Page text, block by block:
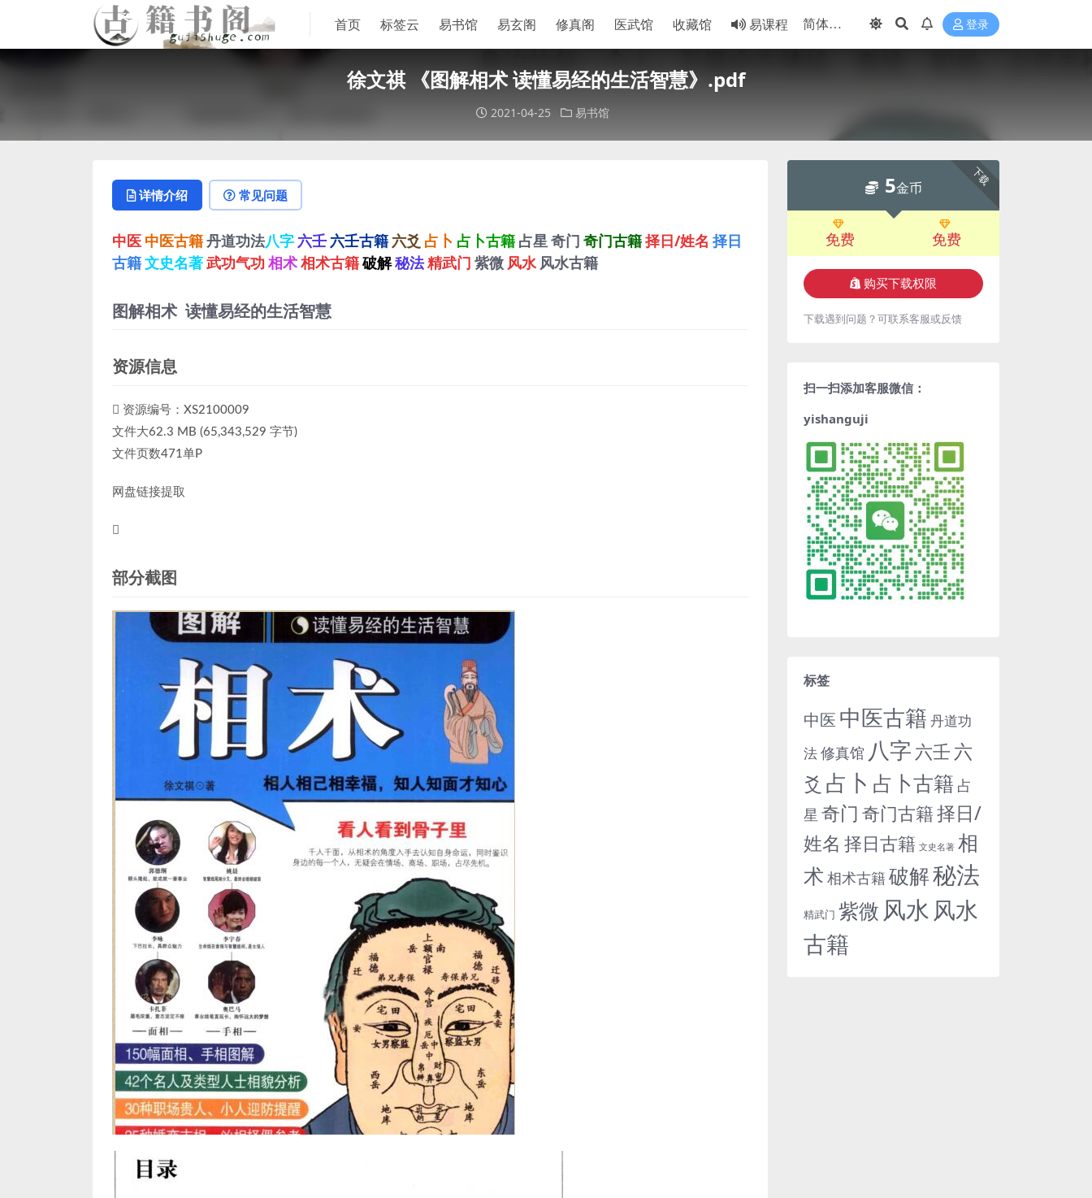
首页 标签云 易书馆 易玄阁 修真阁 医武馆 收藏馆 易课程 登录
徐文祺 《图解相术 读懂易经的生活智慧》.pdf
2021-04-25 易书馆
详情介绍 常见问题
中医 中医古籍丹道功法八字 六壬 六壬古籍 六爻 占卜 占卜古籍 占星奇门 奇门古籍择日/姓名 择日
古籍文史名著武功气功 相术相术古籍破解秘法精武门 紫微 风水 风水古籍
图解相术 读懂易经的生活智慧
资源信息
资源编号：XS2100009
文件大62.3 MB (65,343,529 字节)
文件页数471单P
网盘链接提取
部分截图
下载
5金币
免费 免费
购买下载权限
下载遇到问题？可联系客服或反馈
扫一扫添加客服微信：
yishanguji
标签
中医 中医古籍 丹道功
法修真馆 八字 六壬 六
爻 占卜 占卜古籍 占
星 奇门 奇门古籍择日/
姓名 择日古籍 文史名著 相
术 相术古籍破解秘法
精武门 紫微 风水 风水
古籍